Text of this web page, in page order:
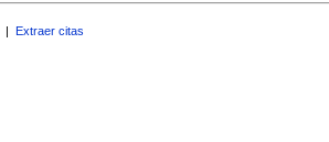
Extraer citas